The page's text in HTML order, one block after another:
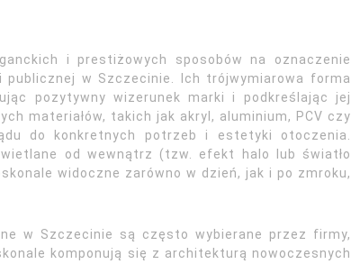
i prestiżowych sposobów na oznaczenie
w Szczecinie. Ich trójwymiarowa forma
pozytywny wizerunek marki i podkreślając jej
materiałów, takich jak akryl, aluminium, PCV czy
do konkretnych potrzeb i estetyki otoczenia.
od wewnątrz (tzw. efekt halo lub światło
widoczne zarówno w dzień, jak i po zmroku,
w Szczecinie są często wybierane przez firmy,
komponują się z architekturą nowoczesnych